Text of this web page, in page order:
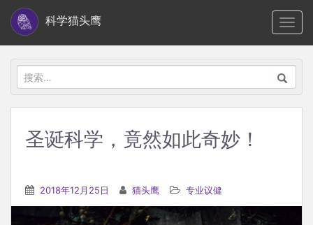
i
科学猫头鹰
搜
索：
圣诞科学，竟然如此奇妙！
2018年12月25日 猫头鹰 专业议健